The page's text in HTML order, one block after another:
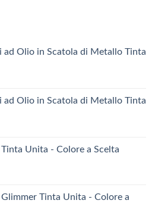
ad Olio in Scatola di Metallo Tinta
ad Olio in Scatola di Metallo Tinta
Unita - Colore a Scelta
Glimmer Tinta Unita - Colore a